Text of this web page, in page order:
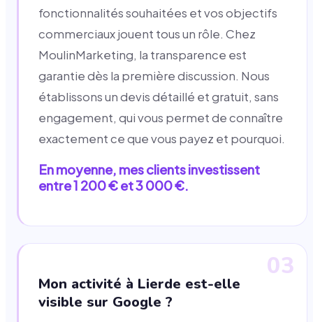
fonctionnalités souhaitées et vos objectifs
commerciaux jouent tous un rôle. Chez
MoulinMarketing, la transparence est
garantie dès la première discussion. Nous
établissons un devis détaillé et gratuit, sans
engagement, qui vous permet de connaître
exactement ce que vous payez et pourquoi.
En moyenne, mes clients investissent
entre 1 200 € et 3 000 €.
03
Mon activité à Lierde est-elle
visible sur Google ?